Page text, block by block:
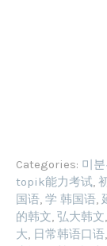
Categories: 미
topik能力考试,
国语, 学 韩国语,
的韩文, 弘大韩文,
大, 日常韩语口语,